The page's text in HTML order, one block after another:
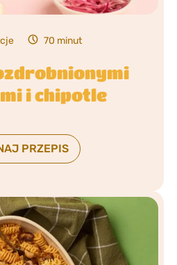
70 minut
i chipotle
PRZEPIS